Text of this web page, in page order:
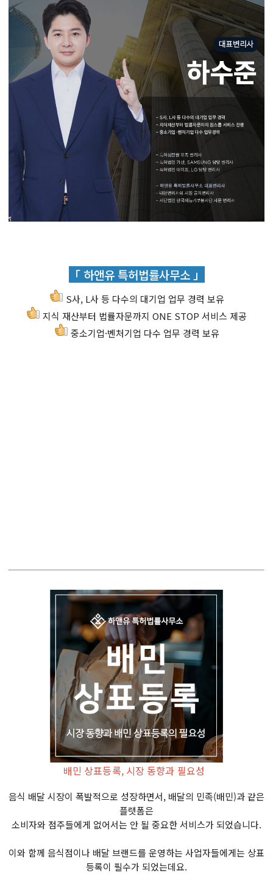
「 하앤유 특허법률사무소 」
S사, L사 등 다수의 대기업 업무 경력 보유
지식 재산부터 법률자문까지 ONE STOP 서비스 제공
중소기업·벤처기업 다수 업무 경력 보유
배민 상표등록, 시장 동향과 필요성
음식 배달 시장이 폭발적으로 성장하면서, 배달의 민족(배민)과 같은
플랫폼은
소비자와 점주들에게 없어서는 안 될 중요한 서비스가 되었습니다.
이와 함께 음식점이나 배달 브랜드를 운영하는 사업자들에게는 상표
등록이 필수가 되었는데요.